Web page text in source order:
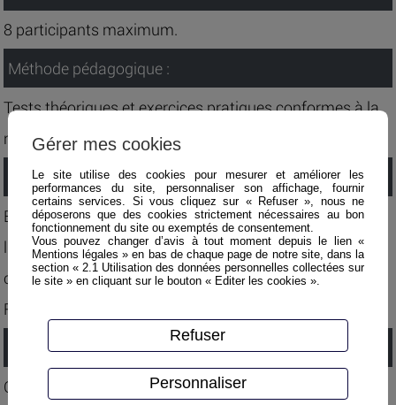
8 participants maximum.
Méthode pédagogique :
Tests théoriques et exercices pratiques conformes à la
recommandation R485 et au FAQ.
Evaluation :
Examen théorique et évaluation pratique permettant à
l’employeur la délivrance d’une autorisation de
conduite sur la catégorie 2 de la recommandation
R485.
Validation :
Certificat d’Aptitude à la Conduite En Sécurité.
Gérer mes cookies
Le site utilise des cookies pour mesurer et améliorer les
performances du site, personnaliser son affichage, fournir
certains services. Si vous cliquez sur « Refuser », nous ne
déposerons que des cookies strictement nécessaires au bon
fonctionnement du site ou exemptés de consentement.
Vous pouvez changer d’avis à tout moment depuis le lien «
Mentions légales » en bas de chaque page de notre site, dans la
section « 2.1 Utilisation des données personnelles collectées sur
le site » en cliquant sur le bouton « Editer les cookies ».
Refuser
Personnaliser